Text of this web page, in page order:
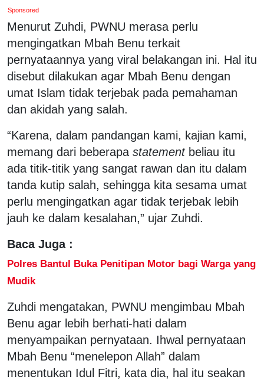
Sponsored
Menurut Zuhdi, PWNU merasa perlu
mengingatkan Mbah Benu terkait
pernyataannya yang viral belakangan ini. Hal itu
disebut dilakukan agar Mbah Benu dengan
umat Islam tidak terjebak pada pemahaman
dan akidah yang salah.
“Karena, dalam pandangan kami, kajian kami,
memang dari beberapa statementbeliau itu
ada titik-titik yang sangat rawan dan itu dalam
tanda kutip salah, sehingga kita sesama umat
perlu mengingatkan agar tidak terjebak lebih
jauh ke dalam kesalahan,” ujar Zuhdi.
Baca Juga :
Polres Bantul Buka Penitipan Motor bagi Warga yang
Mudik
Zuhdi mengatakan, PWNU mengimbau Mbah
Benu agar lebih berhati-hati dalam
menyampaikan pernyataan. Ihwal pernyataan
Mbah Benu “menelepon Allah” dalam
menentukan Idul Fitri, kata dia, hal itu seakan